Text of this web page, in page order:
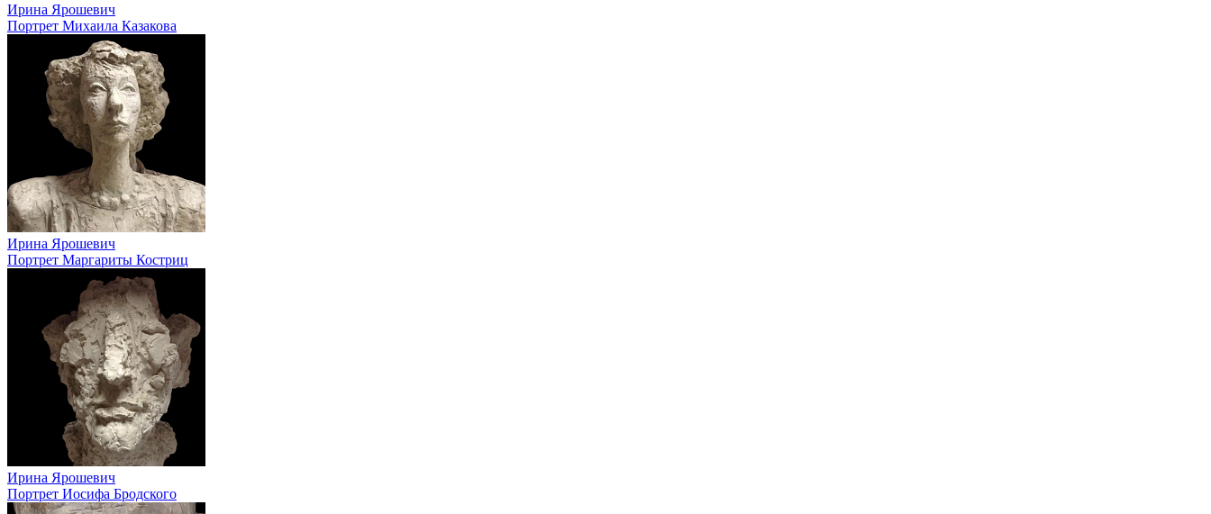
Ирина Ярошевич
Портрет Михаила Казакова
Ирина Ярошевич
Портрет Маргариты Костриц
Ирина Ярошевич
Портрет Иосифа Бродского